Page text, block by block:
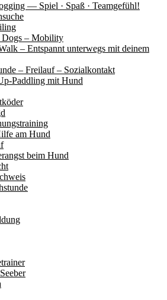
— Spiel · Spaß · Teamgefühl!
– Mobility
– Entspannt unterwegs mit deinem
– Freilauf – Sozialkontakt
Paddling mit Hund
am Hund
beim Hund